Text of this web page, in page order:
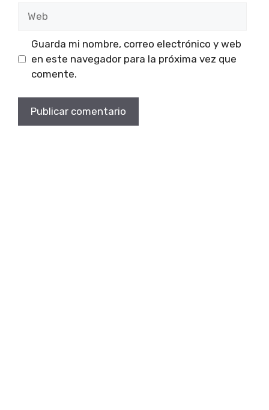
Guarda mi nombre, correo electrónico y web
en este navegador para la próxima vez que
comente.